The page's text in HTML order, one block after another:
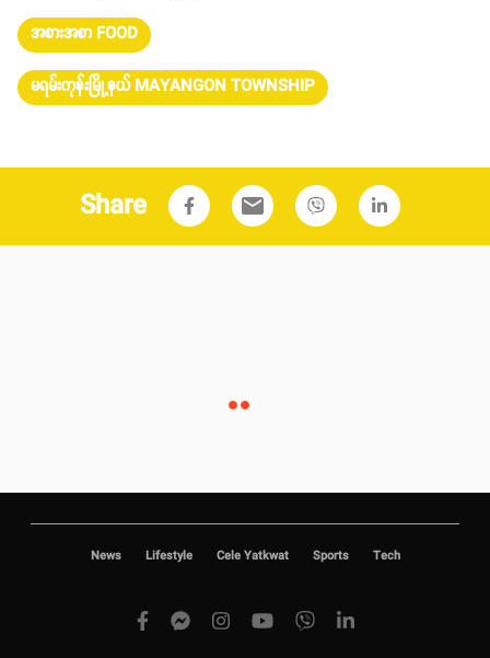
အစားအစာ FOOD
မရမ်းကုန်းမြို့နယ် MAYANGON TOWNSHIP
Share email
News Lifestyle Cele Yatkwat Sports Tech